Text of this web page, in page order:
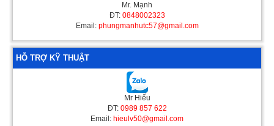
Mr. Mạnh
ĐT: 0848002323
Email: phungmanhutc57@gmail.com
HỖ TRỢ KỸ THUẬT
Mr Hiếu
ĐT: 0989 857 622
Email: hieulv50@gmail.com